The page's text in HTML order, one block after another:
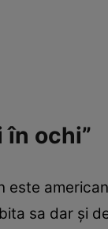
în ochi”
sa dar și